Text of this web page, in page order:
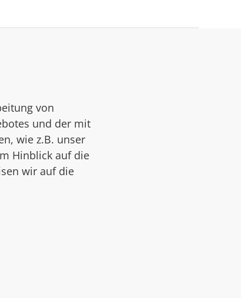
von
und der mit
wie z.B. unser
Hinblick auf die
wir auf die